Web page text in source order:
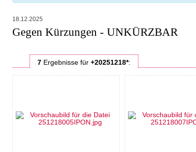
18.12.2025
Gegen Kürzungen - UNKÜRZBAR
7 Ergebnisse für +20251218*: